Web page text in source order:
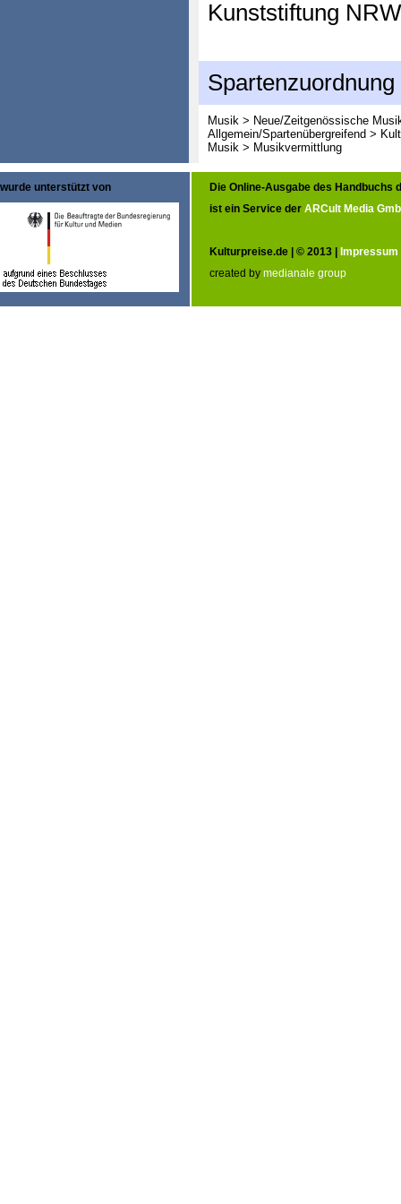
Kunststiftung NRW
Spartenzuordnung
Musik > Neue/Zeitgenössische
Allgemein/Spartenübergreifend >
Musik > Musikvermittlung
wurde unterstützt von
Die Online-Ausgabe des Handbuchs
ist ein Service der ARCult Media
Kulturpreise.de | © 2013 | Impressum
created by medianale group